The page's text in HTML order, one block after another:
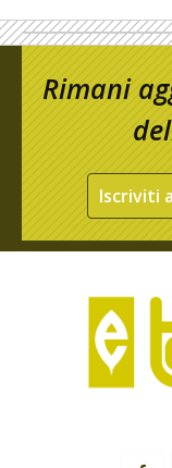
Rimani
Iscriviti